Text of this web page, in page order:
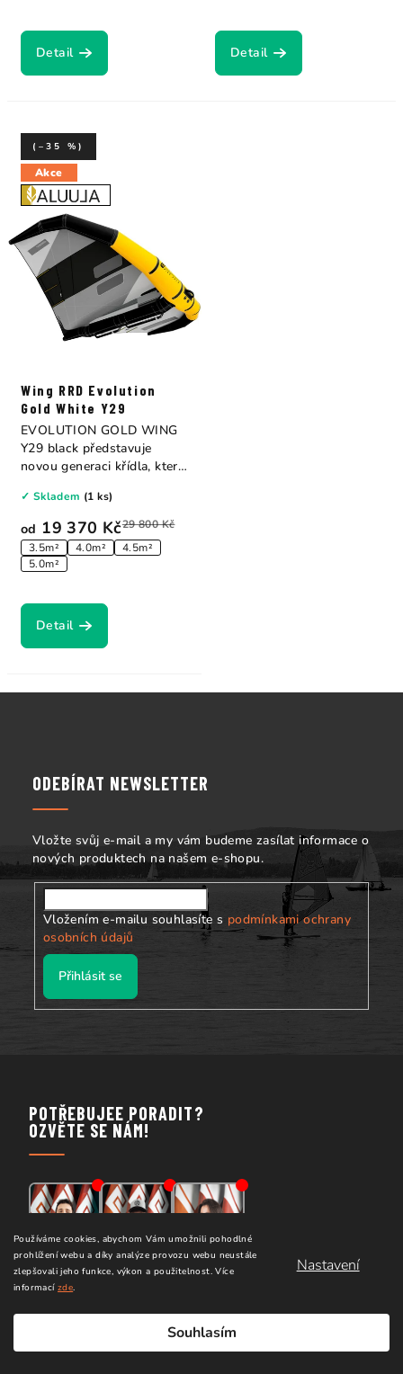
Používáme cookies, abychom Vám umožnili pohodlné
prohlížení webu a díky analýze provozu webu neustále
zlepšovali jeho funkce, výkon a použitelnost.Více
informacízde.
Nastavení
Souhlasím
Detail Detail
Akce
Wing RRD Evolution
Gold White Y29
od 19 370 Kč29 800 Kč
(–35 %)
3.5m² 4.0m²
4.5m²
5.0m²
✓ Skladem (1 ks)
Detail
EVOLUTION GOLD WING
Y29 black představuje
novou generaci křídla, které
ODEBÍRAT NEWSLETTER
Vložte svůj e-mail a my vám budeme zasílat informace o
nových produktech na našem e-shopu.
Vložením e-mailu souhlasíte s podmínkami ochrany
osobních údajů
Přihlásit se
POTŘEBUJEE PORADIT?
OZVĚTE SE NÁM!
Kolja
+420 724 000 088